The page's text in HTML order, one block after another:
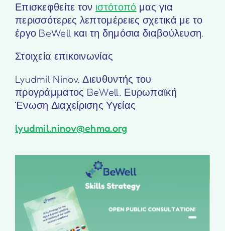
Επισκεφθείτε τον ιστότοπό μας για
περισσότερες λεπτομέρειες σχετικά με το
έργο BeWell και τη δημόσια διαβούλευση.
Στοιχεία επικοινωνίας
Lyudmil Ninov, Διευθυντής του
προγράμματος BeWell, Ευρωπαϊκή
Ένωση Διαχείρισης Υγείας
lyudmil.ninov@ehma.org